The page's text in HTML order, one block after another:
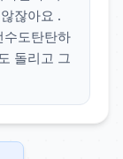
잖아요 .
수도탄탄하
돌리고 그